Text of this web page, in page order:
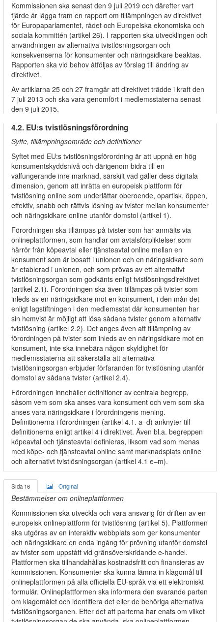
Kommissionen ska senast den 9 juli 2019 och därefter vart
fjärde år lägga fram en rapport om tillämpningen av direktivet
för Europaparlamentet, rådet och Europeiska ekonomiska och
sociala kommittén (artikel 26). I rapporten ska utvecklingen och
användningen av alternativa tvistlösningsorgan och
konsekvenserna för konsumenter och näringsidkare beaktas.
Rapporten ska vid behov åtföljas av förslag till ändring av
direktivet.
Av artiklarna 25 och 27 framgår att direktivet trädde i kraft den
7 juli 2013 och ska vara genomfört i medlemsstaterna senast
den 9 juli 2015.
4.2. EU:s tvistlösningsförordning
Syfte, tillämpningsområde och definitioner
Syftet med EU:s tvistlösningsförordning är att uppnå en hög
konsumentskyddsnivå och därigenom bidra till en
välfungerande inre marknad, särskilt vad gäller dess digitala
dimension, genom att inrätta en europeisk plattform för
tvistlösning online som underlättar oberoende, opartisk, öppen,
effektiv, snabb och rättvis lösning av tvister mellan konsumenter
och näringsidkare online utanför domstol (artikel 1).
Förordningen ska tillämpas på tvister som har anmälts via
onlineplattformen, som handlar om avtalsförpliktelser som
härrör från köpeavtal eller tjänsteavtal online mellan en
konsument som är bosatt i unionen och en näringsidkare som
är etablerad i unionen, och som prövas av ett alternativt
tvistlösningsorgan som godkänts enligt tvistlösningsdirektivet
(artikel 2.1). Förordningen ska även tillämpas på tvister som
inleds av en näringsidkare mot en konsument, i den mån det
enligt lagstiftningen i den medlemsstat där konsumenten har
sin hemvist är möjligt att lösa sådana tvister genom alternativ
tvistlösning (artikel 2.2). Det anges även att tillämpning av
förordningen på tvister som inleds av en näringsidkare mot en
konsument, inte ska innebära någon skyldighet för
medlemsstaterna att säkerställa att alternativa
tvistlösningsorgan erbjuder förfaranden för tvistlösning utanför
domstol av sådana tvister (artikel 2.4).
Förordningen innehåller definitioner av centrala begrepp,
såsom vem som ska anses vara konsument och vem som ska
anses vara näringsidkare i förordningens mening.
Definitionerna i förordningen (artikel 4.1. a–d) anknyter till
definitionerna enligt artikel 4 i direktivet. Även bl.a. begreppen
köpeavtal och tjänsteavtal definieras, liksom vad som menas
med köpe- och tjänsteavtal online samt marknadsplats online
och alternativt tvistlösningsorgan (artikel 4.1 e–m).
Sida 16 Original
Bestämmelser om onlineplattformen
Kommissionen ska utveckla och vara ansvarig för driften av en
europeisk onlineplattform för tvistlösning (artikel 5). Plattformen
ska utgöras av en interaktiv webbplats som ger konsumenter
och näringsidkare en enda ingång för prövning utanför domstol
av tvister som uppstått vid gränsöverskridande e-handel.
Plattformen ska tillhandahållas kostnadsfritt och finansieras av
kommissionen. Konsumenter ska kunna lämna in klagomål till
onlineplattformen på alla officiella EU-språk via ett elektroniskt
formulär. Onlineplattformen ska informera den svarande parten
om klagomålet och identifiera det eller de behöriga alternativa
tvistlösningsorganen. Efter det att parterna har enats om vilket